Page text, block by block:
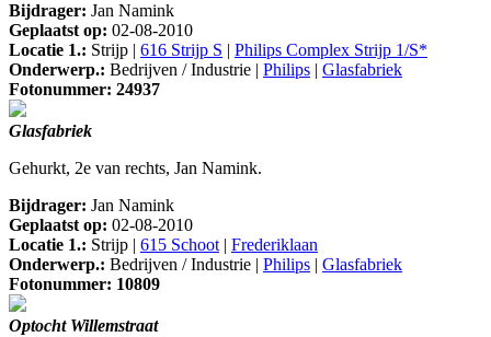
Bijdrager: Jan Namink
Geplaatst op: 02-08-2010
Locatie 1.: Strijp | 616 Strijp S | Philips Complex Strijp 1/S*
Onderwerp.: Bedrijven / Industrie | Philips | Glasfabriek
Fotonummer: 24937
Glasfabriek
Gehurkt, 2e van rechts, Jan Namink.
Bijdrager: Jan Namink
Geplaatst op: 02-08-2010
Locatie 1.: Strijp | 615 Schoot | Frederiklaan
Onderwerp.: Bedrijven / Industrie | Philips | Glasfabriek
Fotonummer: 10809
Optocht Willemstraat